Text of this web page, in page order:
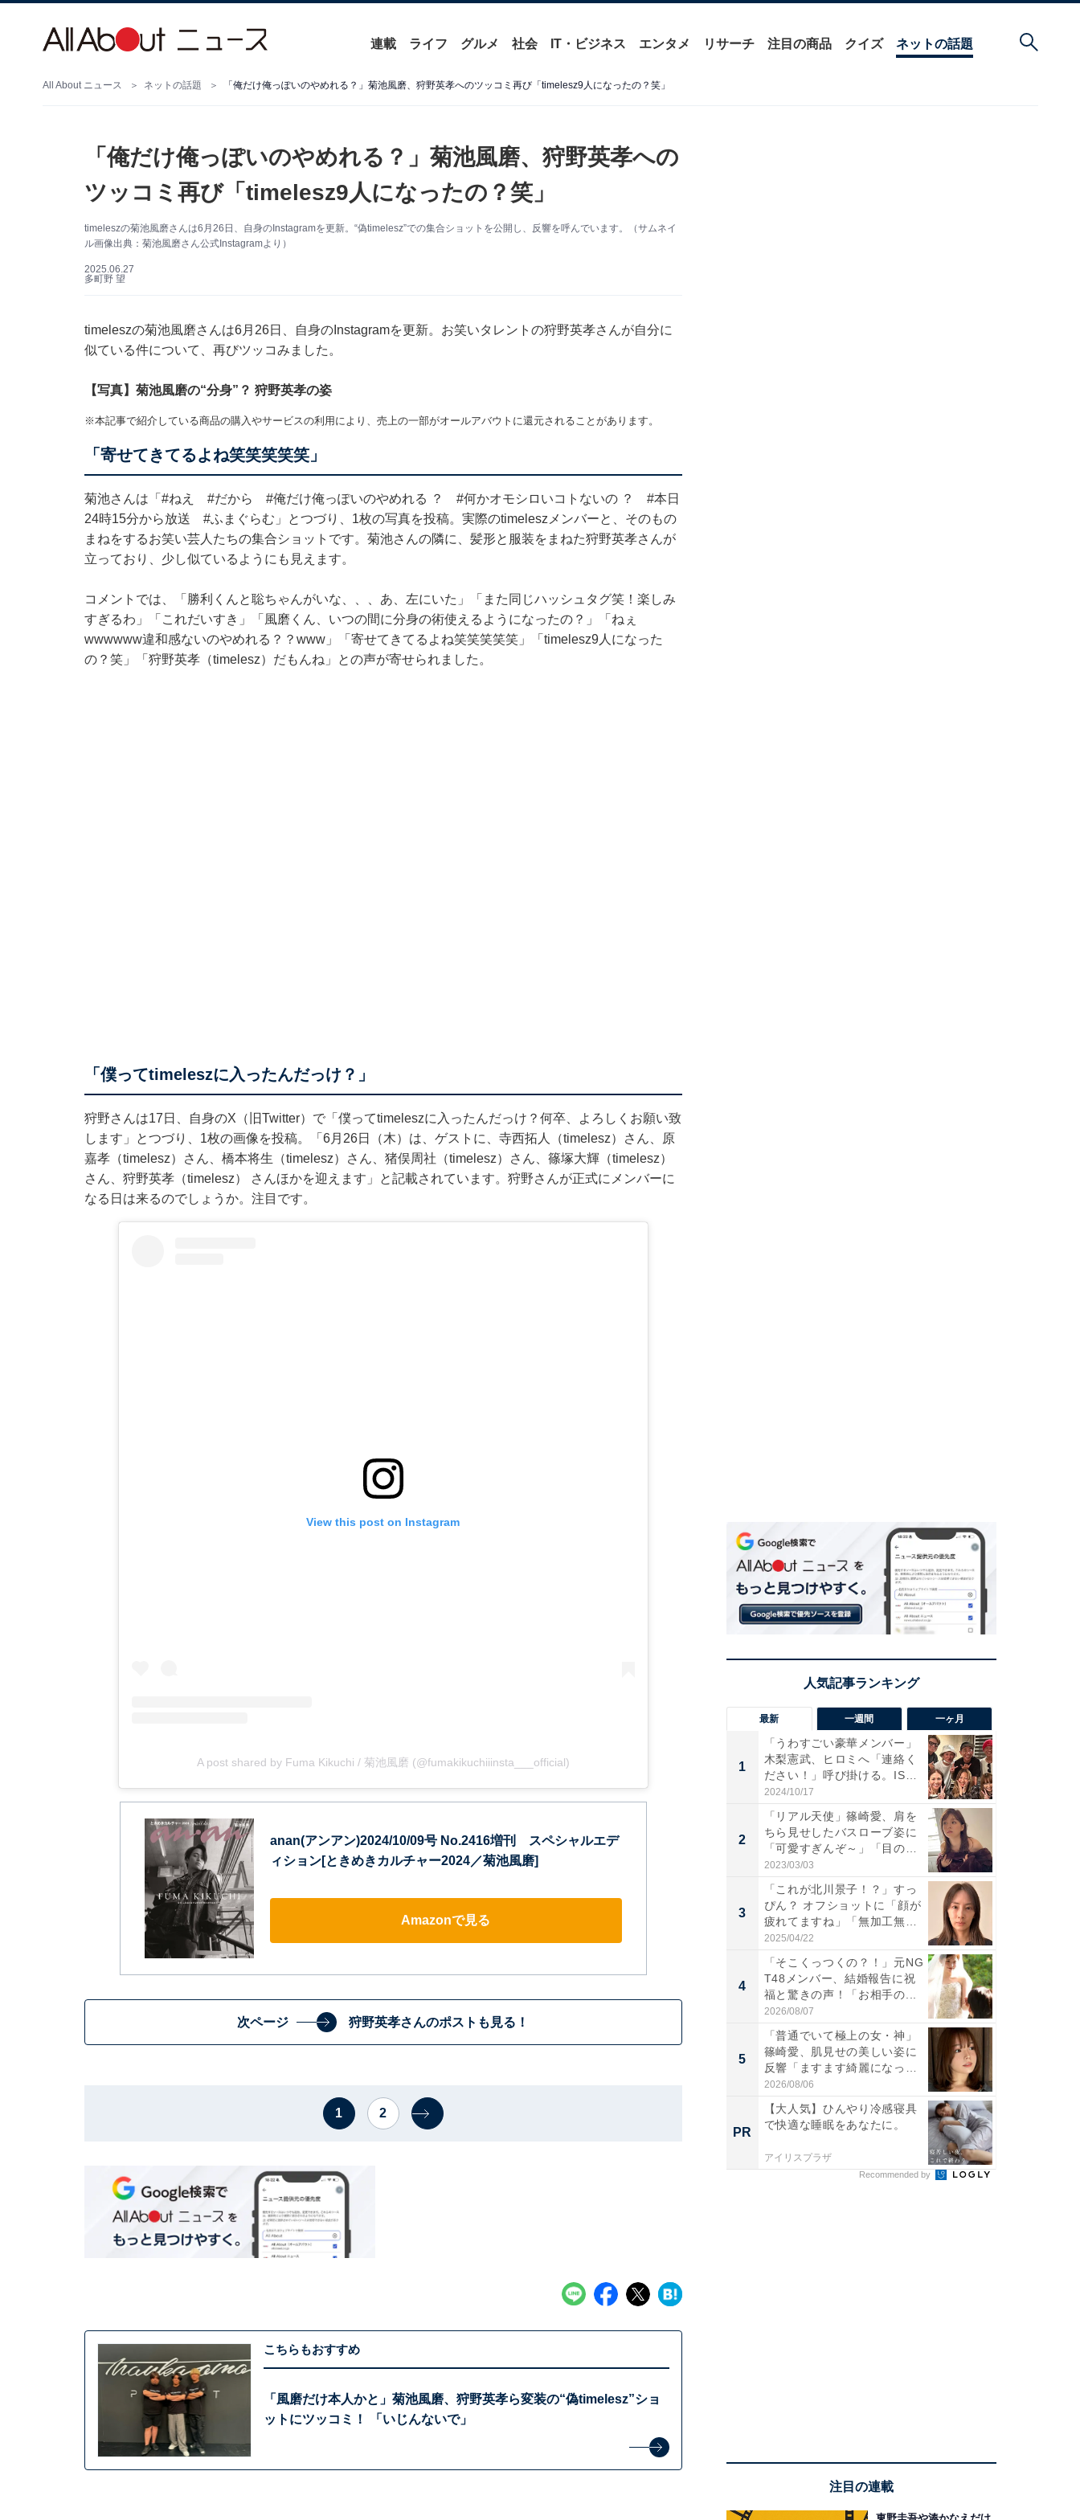
連載 ライフ グルメ 社会 IT・ビジネス エンタメ リサーチ 注目の商品 クイズ ネットの話題
All About ニュース ネットの話題 「俺だけ俺っぽいのやめれる？」菊池風磨、狩野英孝へのツッコミ再び「timelesz9人になったの？笑」
「俺だけ俺っぽいのやめれる？」菊池風磨、狩野英孝への
ツッコミ再び「timelesz9人になったの？笑」
timeleszの菊池風磨さんは6月26日、自身のInstagramを更新。“偽timelesz”での集合ショットを公開し、反響を呼んでいます。（サムネイ
ル画像出典：菊池風磨さん公式Instagramより）
2025.06.27
多町野 望
timeleszの菊池風磨さんは6月26日、自身のInstagramを更新。お笑いタレントの狩野英孝さんが自分に
似ている件について、再びツッコみました。
【写真】菊池風磨の“分身”？ 狩野英孝の姿
※本記事で紹介している商品の購入やサービスの利用により、売上の一部がオールアバウトに還元されることがあります。
「寄せてきてるよね笑笑笑笑笑」
菊池さんは「#ねえ #だから #俺だけ俺っぽいのやめれる ？ #何かオモシロいコトないの ？ #本日
24時15分から放送 #ふまぐらむ」とつづり、1枚の写真を投稿。実際のtimeleszメンバーと、そのもの
まねをするお笑い芸人たちの集合ショットです。菊池さんの隣に、髪形と服装をまねた狩野英孝さんが
立っており、少し似ているようにも見えます。
コメントでは、「勝利くんと聡ちゃんがいな、、、あ、左にいた」「また同じハッシュタグ笑！楽しみ
すぎるわ」「これだいすき」「風磨くん、いつの間に分身の術使えるようになったの？」「ねぇ
wwwwww違和感ないのやめれる？？www」「寄せてきてるよね笑笑笑笑笑」「timelesz9人になった
の？笑」「狩野英孝（timelesz）だもんね」との声が寄せられました。
「僕ってtimeleszに入ったんだっけ？」
狩野さんは17日、自身のX（旧Twitter）で「僕ってtimeleszに入ったんだっけ？何卒、よろしくお願い致
します」とつづり、1枚の画像を投稿。「6月26日（木）は、ゲストに、寺西拓人（timelesz）さん、原
嘉孝（timelesz）さん、橋本将生（timelesz）さん、猪俣周社（timelesz）さん、篠塚大輝（timelesz）
さん、狩野英孝（timelesz） さんほかを迎えます」と記載されています。狩野さんが正式にメンバーに
なる日は来るのでしょうか。注目です。
View this post on Instagram
A post shared by Fuma Kikuchi / 菊池風磨 (@fumakikuchiiinsta___official)
anan(アンアン)2024/10/09号 No.2416増刊 スペシャルエデ
ィション[ときめきカルチャー2024／菊池風磨]
Amazonで見る
次ページ 狩野英孝さんのポストも見る！
1 2
こちらもおすすめ
「風磨だけ本人かと」菊池風磨、狩野英孝ら変装の“偽timelesz”ショ
ットにツッコミ！ 「いじんないで」
最新 一週間 一ヶ月
1
「うわすごい豪華メンバー」
木梨憲武、ヒロミへ「連絡く
ださい！」呼び掛ける。IS
S...
2024/10/17
2
「リアル天使」篠崎愛、肩を
ちら見せしたバスローブ姿に
「可愛すぎんぞ～」「目の表
情...
2023/03/03
3
「これが北川景子！？」すっ
ぴん？ オフショットに「顔が
疲れてますね」「無加工無
表...
2025/04/22
4
「そこくっつくの？！」元NG
T48メンバー、結婚報告に祝
福と驚きの声！「お相手の...
2026/08/07
5
「普通でいて極上の女・神」
篠崎愛、肌見せの美しい姿に
反響「ますます綺麗になって
い...
2026/08/06
PR
【大人気】ひんやり冷感寝具
で快適な睡眠をあなたに。
アイリスプラザ
Recommended by
注目の連載